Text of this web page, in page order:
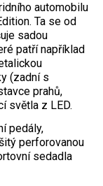
automobilu
Ta se od
sadou
patří například
(zadní s
prahů,
světla z LED.
pedály,
perforovanou
sedadla